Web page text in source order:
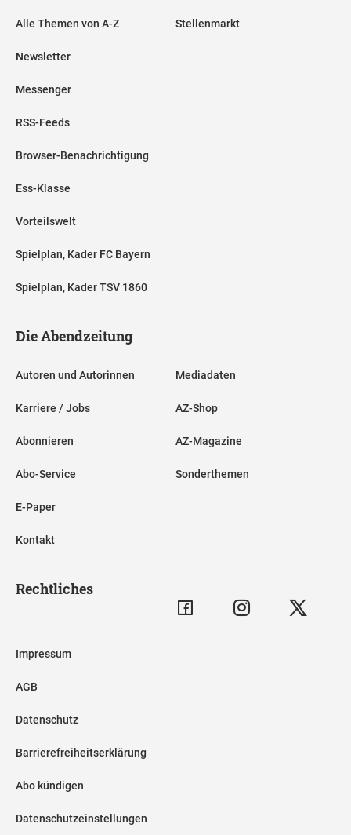
Alle Themen von A-Z
Newsletter
Messenger
RSS-Feeds
Browser-Benachrichtigung
Ess-Klasse
Vorteilswelt
Spielplan, Kader FC Bayern
Spielplan, Kader TSV 1860
Stellenmarkt
Die Abendzeitung
Autoren und Autorinnen
Karriere / Jobs
Abonnieren
Abo-Service
E-Paper
Kontakt
Mediadaten
AZ-Shop
AZ-Magazine
Sonderthemen
Rechtliches
Impressum
AGB
Datenschutz
Barrierefreiheitserklärung
Abo kündigen
Datenschutzeinstellungen